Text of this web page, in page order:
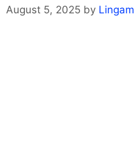
August 5, 2025 by Lingam